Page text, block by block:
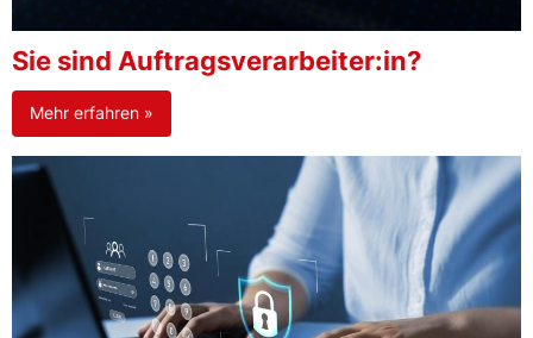
Sie sind Auftragsverarbeiter:in?
Mehr erfahren »